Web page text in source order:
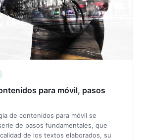
para móvil, pasos
de contenidos para móvil se
de pasos fundamentales, que
de los textos elaborados, su